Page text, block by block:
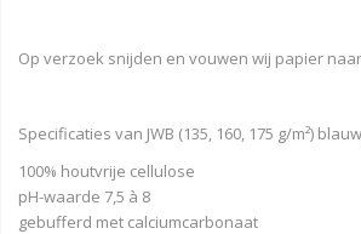
Op verzoek snijden en vouwen wij papier
Specificaties van JWB (135, 160, 175 g/m²)
100% houtvrije cellulose
pH-waarde 7,5 à 8
gebufferd met calciumcarbonaat